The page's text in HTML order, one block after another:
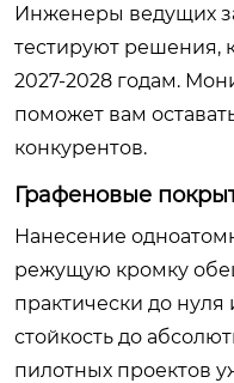
Инженеры ведущих
тестируют решения,
2027-2028 годам.
поможет вам
конкурентов.
Графеновые
Нанесение
режущую кромку
практически до
стойкость до
пилотных проектов